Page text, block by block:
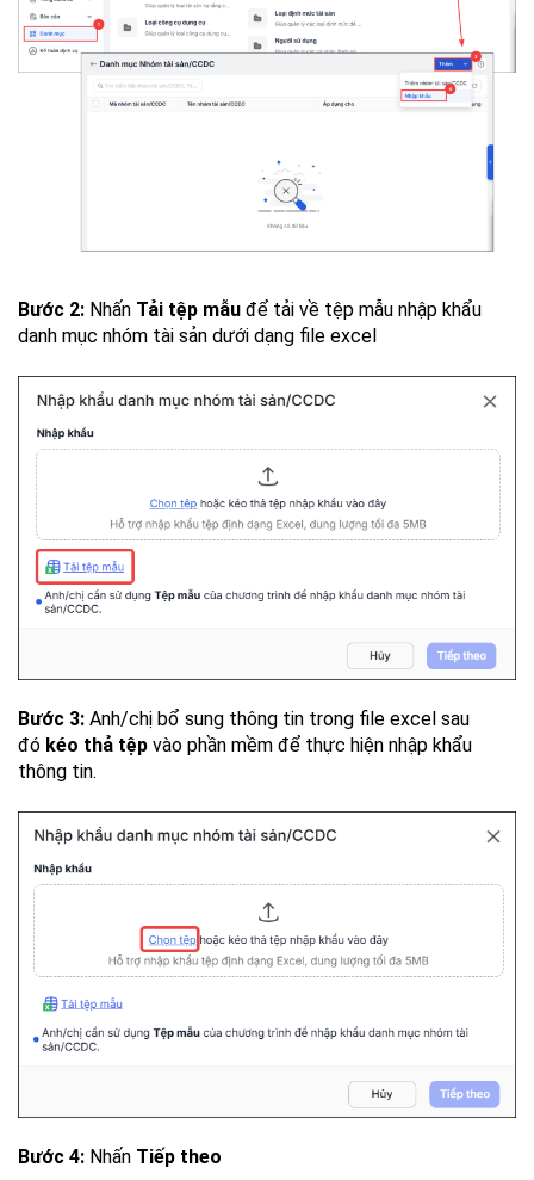
Bước 2: Nhấn Tải tệp mẫu để tải về tệp mẫu nhập khẩu
danh mục nhóm tài sản dưới dạng file excel
Bước 3: Anh/chị bổ sung thông tin trong file excel sau
đó kéo thả tệp vào phần mềm để thực hiện nhập khẩu
thông tin.
Bước 4: Nhấn Tiếp theo